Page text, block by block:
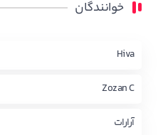
محمد جزا
چاو من
خوانندگان
Hiva
Zozan C
آرارات